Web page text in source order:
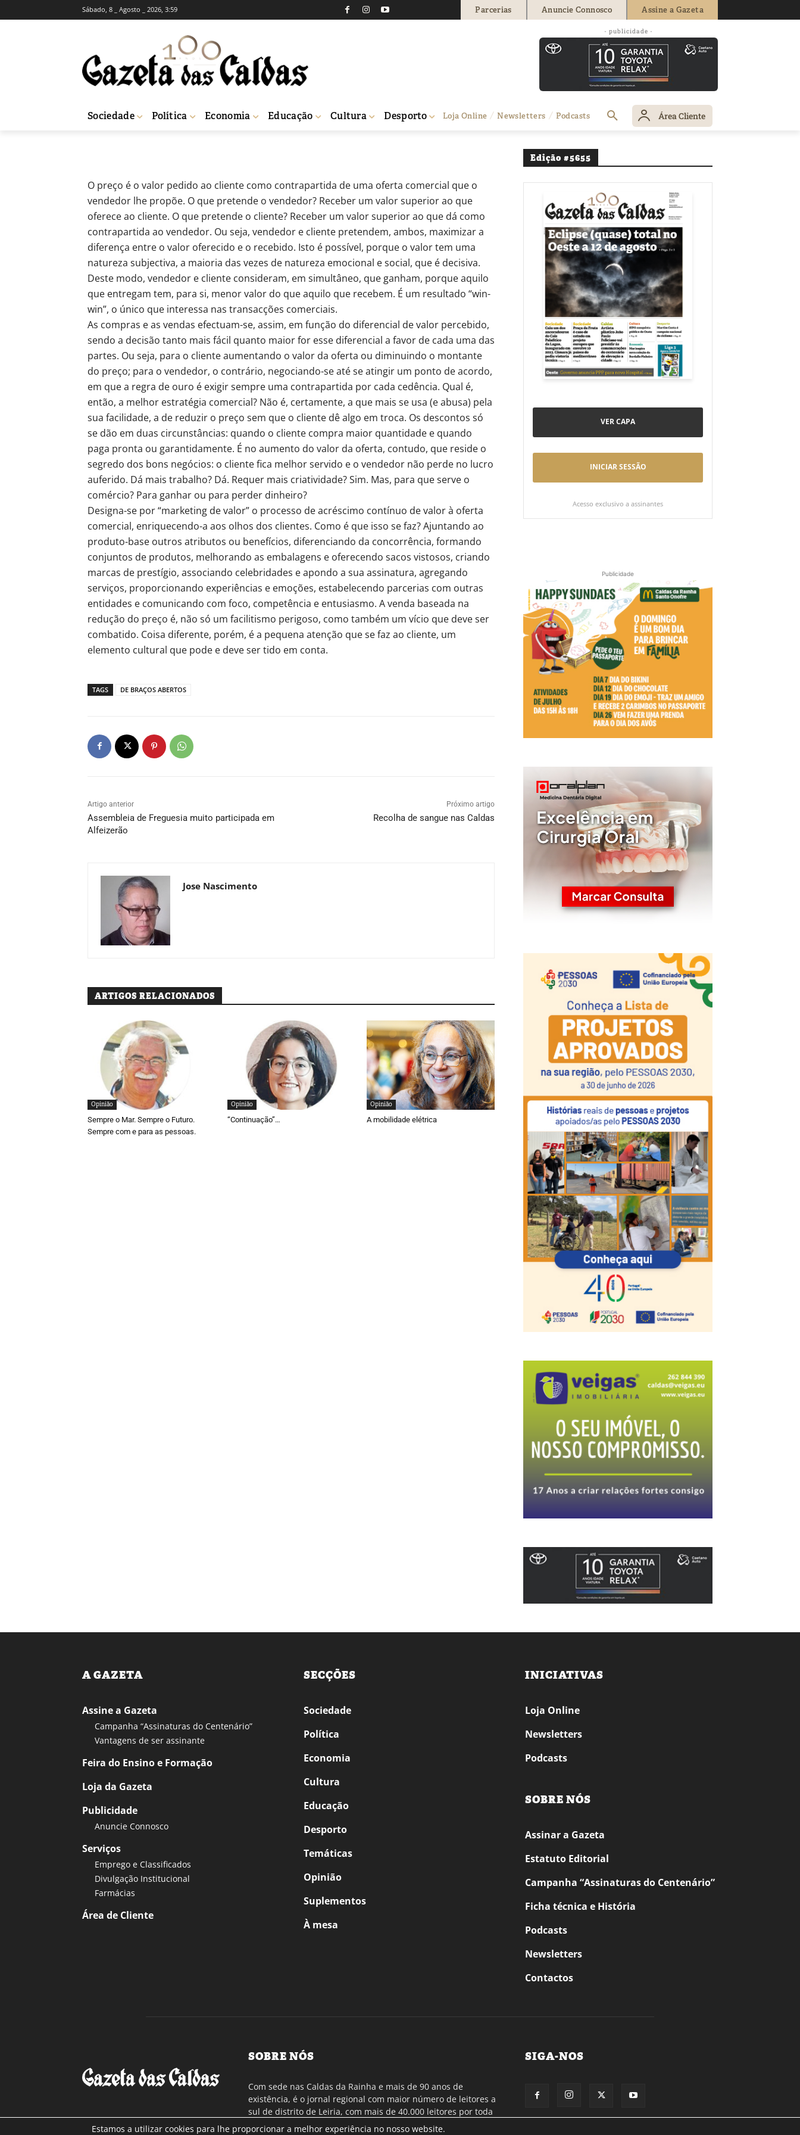
Sábado, 8 _ Agosto _ 2026, 3:59 Parcerias Anuncie Connosco Assine a Gazeta
- publicidade -
Sociedade Política Economia Educação Cultura Desporto Loja Online Newsletters Podcasts Área Cliente
OPINIÃO RUBRICAS SEMANAIS
De Braços Abertos – Preço
Jose Nascimento 3 de Setembro, 2010
O preço é o valor pedido ao cliente como contrapartida de uma oferta comercial que o
vendedor lhe propõe. O que pretende o vendedor? Receber um valor superior ao que
oferece ao cliente. O que pretende o cliente? Receber um valor superior ao que dá como
contrapartida ao vendedor. Ou seja, vendedor e cliente pretendem, ambos, maximizar a
diferença entre o valor oferecido e o recebido. Isto é possível, porque o valor tem uma
natureza subjectiva, a maioria das vezes de natureza emocional e social, que é decisiva.
Deste modo, vendedor e cliente consideram, em simultâneo, que ganham, porque aquilo
que entregam tem, para si, menor valor do que aquilo que recebem. É um resultado “win-
win”, o único que interessa nas transacções comerciais.
As compras e as vendas efectuam-se, assim, em função do diferencial de valor percebido,
sendo a decisão tanto mais fácil quanto maior for esse diferencial a favor de cada uma das
partes. Ou seja, para o cliente aumentando o valor da oferta ou diminuindo o montante
do preço; para o vendedor, o contrário, negociando-se até se atingir um ponto de acordo,
em que a regra de ouro é exigir sempre uma contrapartida por cada cedência. Qual é,
então, a melhor estratégia comercial? Não é, certamente, a que mais se usa (e abusa) pela
sua facilidade, a de reduzir o preço sem que o cliente dê algo em troca. Os descontos só
se dão em duas circunstâncias: quando o cliente compra maior quantidade e quando
paga pronta ou garantidamente. É no aumento do valor da oferta, contudo, que reside o
segredo dos bons negócios: o cliente fica melhor servido e o vendedor não perde no lucro
auferido. Dá mais trabalho? Dá. Requer mais criatividade? Sim. Mas, para que serve o
comércio? Para ganhar ou para perder dinheiro?
Designa-se por “marketing de valor” o processo de acréscimo contínuo de valor à oferta
comercial, enriquecendo-a aos olhos dos clientes. Como é que isso se faz? Ajuntando ao
produto-base outros atributos ou benefícios, diferenciando da concorrência, formando
conjuntos de produtos, melhorando as embalagens e oferecendo sacos vistosos, criando
marcas de prestígio, associando celebridades e apondo a sua assinatura, agregando
serviços, proporcionando experiências e emoções, estabelecendo parcerias com outras
entidades e comunicando com foco, competência e entusiasmo. A venda baseada na
redução do preço é, não só um facilitismo perigoso, como também um vício que deve ser
combatido. Coisa diferente, porém, é a pequena atenção que se faz ao cliente, um
elemento cultural que pode e deve ser tido em conta.
TAGS DE BRAÇOS ABERTOS
Artigo anterior
Assembleia de Freguesia muito participada em
Alfeizerão
Próximo artigo
Recolha de sangue nas Caldas
Jose Nascimento
ARTIGOS RELACIONADOS
Opinião
Sempre o Mar. Sempre o Futuro.
Sempre com e para as pessoas.
Opinião
“Continuação”…
Opinião
A mobilidade elétrica
Edição #5655
VER CAPA
INICIAR SESSÃO
Acesso exclusivo a assinantes
Publicidade
A GAZETA
Assine a Gazeta
Campanha “Assinaturas do Centenário”
Vantagens de ser assinante
Feira do Ensino e Formação
Loja da Gazeta
Publicidade
Anuncie Connosco
Serviços
Emprego e Classificados
Divulgação Institucional
Farmácias
Área de Cliente
SECÇÕES
Sociedade
Política
Economia
Cultura
Educação
Desporto
Temáticas
Opinião
Suplementos
À mesa
INICIATIVAS
Loja Online
Newsletters
Podcasts
SOBRE NÓS
Assinar a Gazeta
Estatuto Editorial
Campanha “Assinaturas do Centenário”
Ficha técnica e História
Podcasts
Newsletters
Contactos
SOBRE NÓS
Com sede nas Caldas da Rainha e mais de 90 anos de
existência, é o jornal regional com maior número de leitores a
sul de distrito de Leiria, com mais de 40.000 leitores por toda
a região Oeste. Jornal com distribuição em Portugal
SIGA-NOS
Estamos a utilizar cookies para lhe proporcionar a melhor experiência no nosso website.